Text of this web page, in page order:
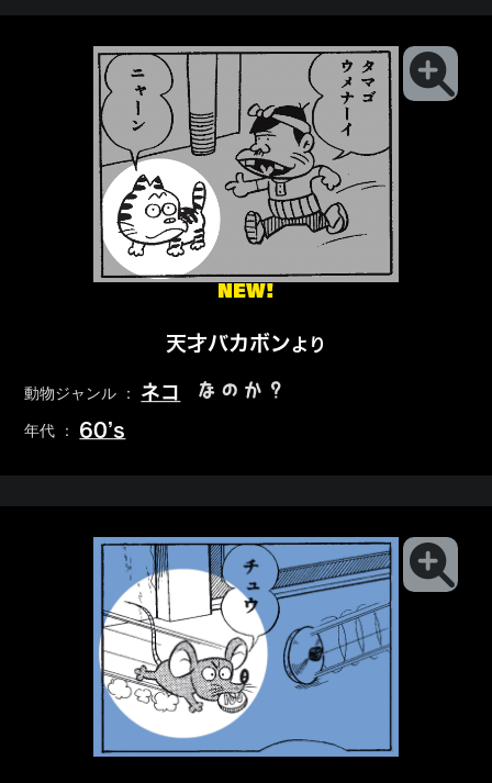
NEW!
天才バカボンより
動物ジャンル ： ネコ なのか？
年代 ： 60’s